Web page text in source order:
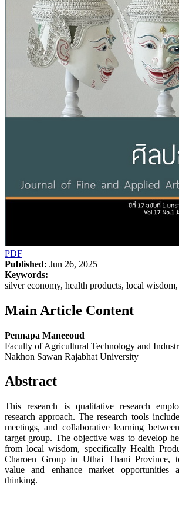
PDF
Published: Jun 26, 2025
Keywords:
silver economy, health products, local wisdom,
Main Article Content
Pennapa Maneeoud
Faculty of Agricultural Technology and
Nakhon Sawan Rajabhat University
Abstract
This research is qualitative research
research approach. The research tools
meetings, and collaborative learning
target group. The objective was to develop
from local wisdom, specifically Health
Charoen Group in Uthai Thani Province,
value and enhance market opportunities
thinking.